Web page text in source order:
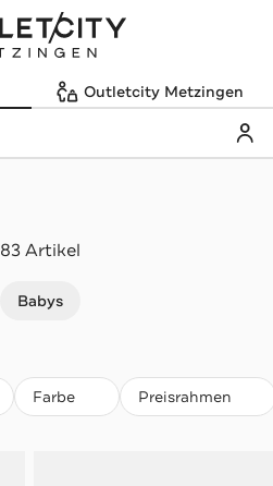
Outletcity Metzingen
83 Artikel
Babys
Farbe Preisrahmen